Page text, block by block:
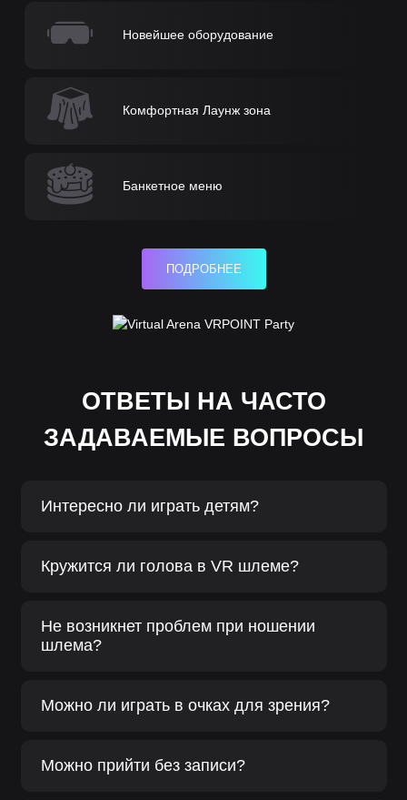
Новейшее оборудование
Комфортная Лаунж зона
Банкетное меню
ПОДРОБНЕЕ
ОТВЕТЫ НА ЧАСТО
ЗАДАВАЕМЫЕ ВОПРОСЫ
Интересно ли играть детям?
Кружится ли голова в VR шлеме?
Не возникнет проблем при ношении
шлема?
Можно ли играть в очках для зрения?
Можно прийти без записи?